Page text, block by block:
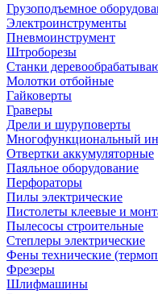
Грузоподъемное
Электроинструменты
Пневмоинструмент
Штроборезы
Станки
Молотки отбойные
Гайковерты
Граверы
Дрели и шуруповерты
Многофункциональный
Отвертки аккумуляторные
Паяльное оборудование
Перфораторы
Пилы электрические
Пистолеты клеевые и
Пылесосы строительные
Степлеры электрические
Фены технические
Фрезеры
Шлифмашины